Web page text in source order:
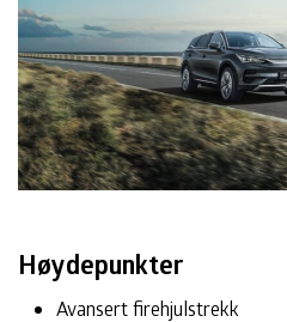
Høydepunkter
Avansert firehjulstrekk